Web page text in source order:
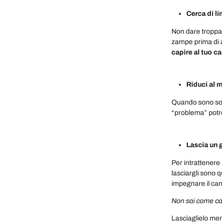
Cerca di
Non dare
zampe prima di
capire al tuo
Riduci al
Quando sono
“problema”
Lascia un
Per intrattenere
lasciargli sono
impegnare il
Non sai come
Lasciaglielo